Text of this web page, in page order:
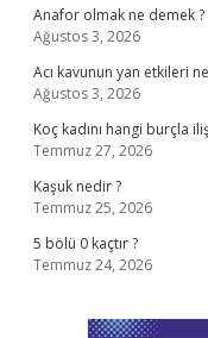
Anafor olmak ne demek ?
Ağustos 3, 2026
Acı kavunun yan etkileri
Ağustos 3, 2026
Koç kadını hangi burçla
Temmuz 27, 2026
Kaşuk nedir ?
Temmuz 25, 2026
5 bölü 0 kaçtır ?
Temmuz 24, 2026